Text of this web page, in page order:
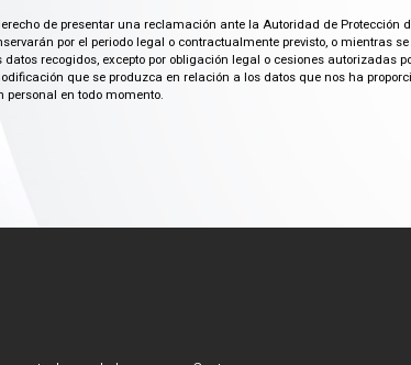
de presentar una reclamación ante la Autoridad de Protección
por el periodo legal o contractualmente previsto, o mientras
recogidos, excepto por obligación legal o cesiones autorizadas
que se produzca en relación a los datos que nos ha
en todo momento.